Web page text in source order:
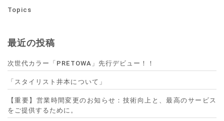
Topics
最近の投稿
次世代カラー「PRETOWA」先行デビュー！！
「スタイリスト井本について」
【重要】営業時間変更のお知らせ：技術向上と、最高のサービス
をご提供するために。